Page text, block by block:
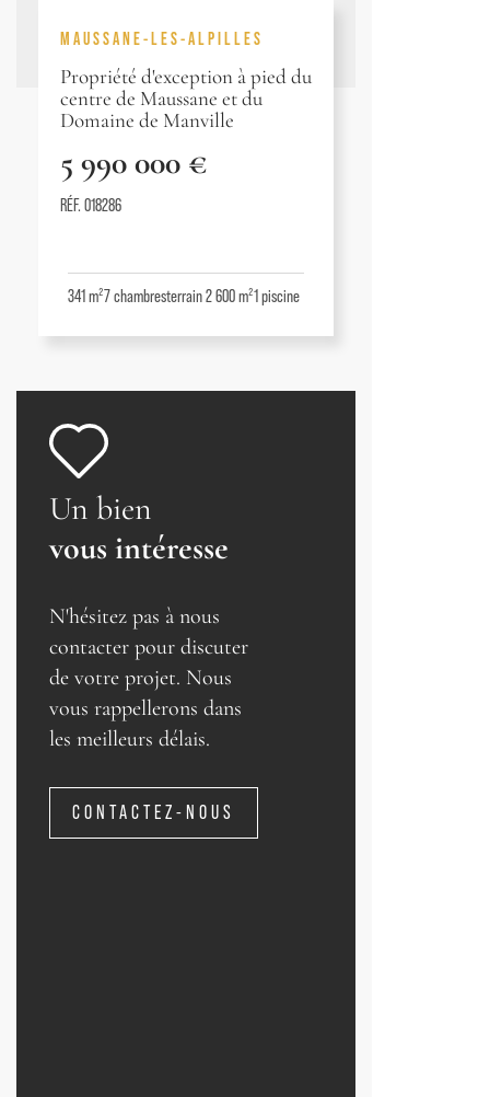
MAUSSANE-LES-ALPILLES
Propriété d'exception à pied du
centre de Maussane et du
Domaine de Manville
5 990 000 €
RÉF. 018286
341 m²7chambresterrain 2 600 m²1piscine
Un bien
vous intéresse
N'hésitez pas à nous
contacter pour discuter
de votre projet. Nous
vous rappellerons dans
les meilleurs délais.
CONTACTEZ-NOUS